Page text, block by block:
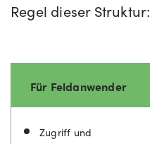
Regel dieser Struktur:
Für Feldanwender
Zugriff und